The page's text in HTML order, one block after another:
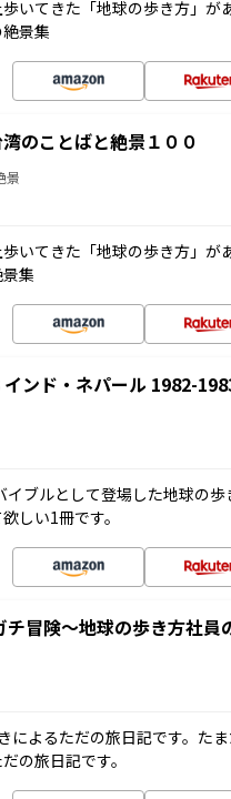
いてきた「地球の歩き方」
景集
のことばと絶景１００
景
いてきた「地球の歩き方」
集
ンド・ネパール 1982-
イブルとして登場した地球の
しい1冊です。
チ冒険～地球の歩き方社員
によるただの旅日記です。た
の旅日記です。